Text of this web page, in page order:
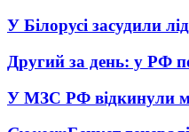
У Білорусі засудили
Другий за день: у РФ
У МЗС РФ відкинули